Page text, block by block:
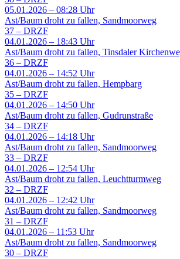
05.01.2026 – 08:28 Uhr
Ast/Baum droht zu fallen, Sandmoorweg
37 – DRZF
04.01.2026 – 18:43 Uhr
Ast/Baum droht zu fallen, Tinsdaler
36 – DRZF
04.01.2026 – 14:52 Uhr
Ast/Baum droht zu fallen, Hempbarg
35 – DRZF
04.01.2026 – 14:50 Uhr
Ast/Baum droht zu fallen, Gudrunstraße
34 – DRZF
04.01.2026 – 14:18 Uhr
Ast/Baum droht zu fallen, Sandmoorweg
33 – DRZF
04.01.2026 – 12:54 Uhr
Ast/Baum droht zu fallen, Leuchtturmweg
32 – DRZF
04.01.2026 – 12:42 Uhr
Ast/Baum droht zu fallen, Sandmoorweg
31 – DRZF
04.01.2026 – 11:53 Uhr
Ast/Baum droht zu fallen, Sandmoorweg
30 – DRZF